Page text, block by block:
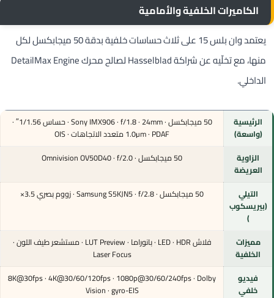
الكاميرات الخلفية والأمامية
يعتمد وان بلس 15 على ثلاث حساسات خلفية بدقة 50 ميجابكسل لكل
منها، مع تخلّيه عن شراكة Hasselblad لصالح محرك DetailMax Engine
الداخلي.
الرئيسية
(واسعة)
50 ميجابكسل · Sony IMX906 · f/1.8 · 24mm · حساس 1/1.56″ ·
1.0µm · PDAF متعدد الاتجاهات · OIS
الزاوية
العريضة
50 ميجابكسل · Omnivision OV50D40 · f/2.0
التيلي
(بيريسكوب
)
50 ميجابكسل · Samsung S5KJN5 · f/2.8 · زووم بصري 3.5×
مميزات
الخلفية
فلاش LED · HDR · بانوراما · LUT Preview · مستشعر طيف اللون ·
Laser Focus
فيديو
خلفي
8K@30fps · 4K@30/60/120fps · 1080p@30/60/240fps · Dolby
Vision · gyro-EIS